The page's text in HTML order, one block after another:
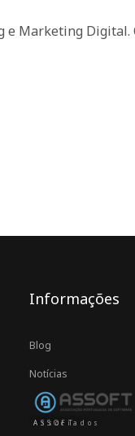
e Marketing
Informações
Blog
Notícias
Associados ASSOFT